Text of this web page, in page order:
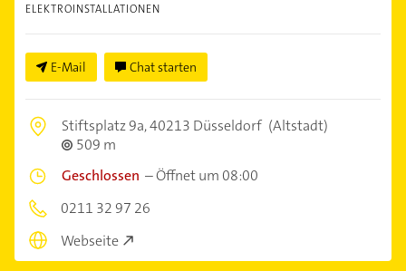
ELEKTROINSTALLATIONEN
E-Mail Chat starten
Stiftsplatz 9a,40213 Düsseldorf (Altstadt)
509 m
Geschlossen –Öffnet um 08:00
0211 32 97 26
Webseite